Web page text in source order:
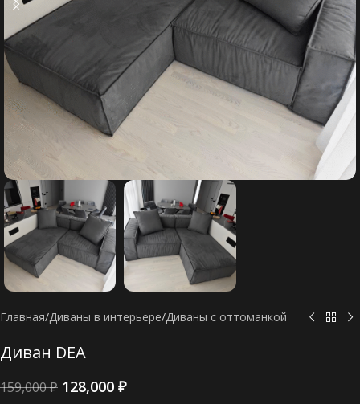
Главная/Диваны в интерьере/Диваны c оттоманкой
Диван DEA
159,000₽ 128,000 ₽